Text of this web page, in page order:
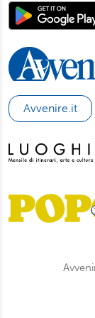
Avvenire.it